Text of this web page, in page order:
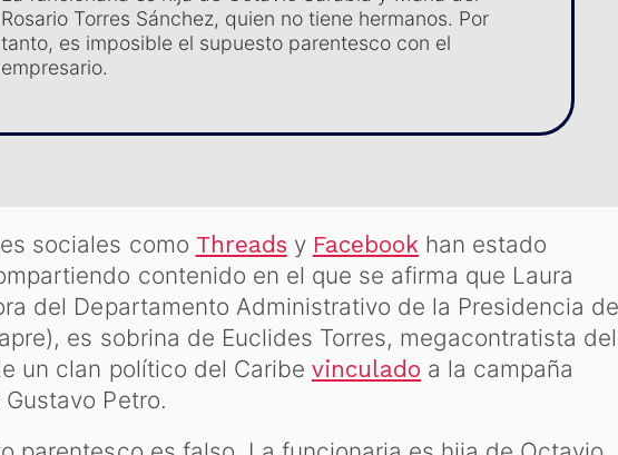
Rosario Torres Sánchez, quien no tiene hermanos. Por
tanto, es imposible el supuesto parentesco con el
empresario.
sociales como Threads y Facebook han estado
contenido en el que se afirma que Laura
del Departamento Administrativo de la Presidencia
es sobrina de Euclides Torres, megacontratista del
un clan político del Caribe vinculado a la campaña
Petro.